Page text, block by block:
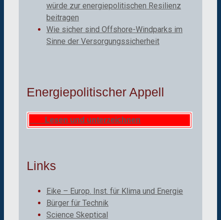
würde zur energiepolitischen Resilienz
beitragen
Wie sicher sind Offshore-Windparks im
Sinne der Versorgungssicherheit
Energiepolitischer Appell
Lesen und unterzeichnen
Links
Eike – Europ. Inst. für Klima und Energie
Bürger für Technik
Science Skeptical